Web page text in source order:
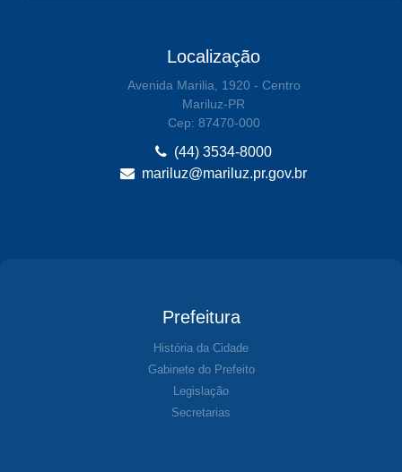
Localização
Avenida Marilia, 1920 - Centro
Mariluz-PR
Cep: 87470-000
(44) 3534-8000
mariluz@mariluz.pr.gov.br
Prefeitura
História da Cidade
Gabinete do Prefeito
Legislação
Secretarias